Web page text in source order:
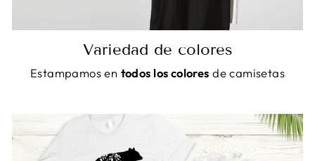
Variedad de colores
Estampamos en todos los colores de camisetas